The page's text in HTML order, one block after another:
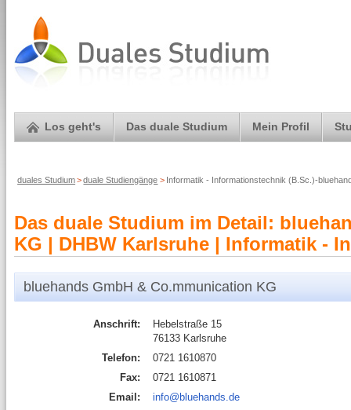
Los geht's Das duale Studium Mein Profil
duales Studium> duale Studiengänge > Informatik - Informationstechnik (B.Sc.)-
Das duale Studium im Detail:
KG | DHBW Karlsruhe | Informatik -
bluehands GmbH & Co.mmunication KG
Anschrift:
Hebelstraße 15
76133 Karlsruhe
Telefon:
0721 1610870
Fax:
0721 1610871
Email:
info@bluehands.de